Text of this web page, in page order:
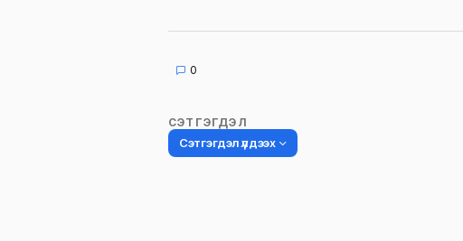
0
СЭТГЭГДЭЛ
Сэтгэгдэл үлдээх